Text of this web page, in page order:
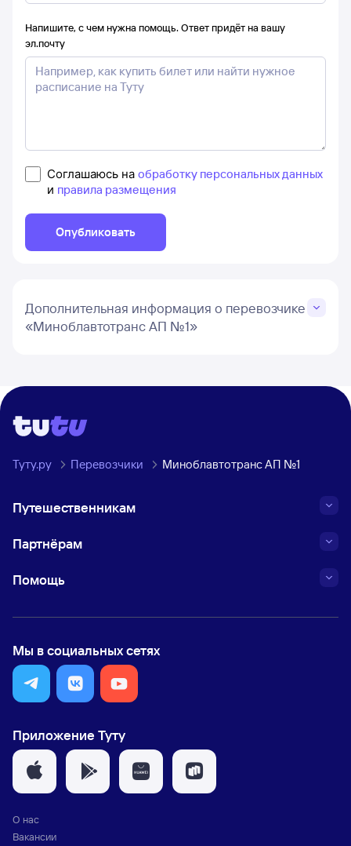
Напишите, с чем нужна помощь. Ответ придёт на вашу
эл.почту
Соглашаюсь на обработку персональных данных
и правила размещения
Опубликовать
Дополнительная информация о перевозчике
«Миноблавтотранс АП №1»
Туту.ру Перевозчики Миноблавтотранс АП №1
Путешественникам
Партнёрам
Помощь
Мы в социальных сетях
Приложение Туту
О нас
Вакансии